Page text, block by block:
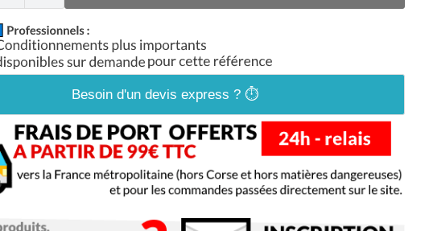
Besoin d'un devis express ? ⏱️